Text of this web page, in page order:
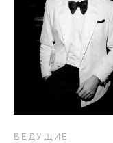
ВЕДУЩИЕ